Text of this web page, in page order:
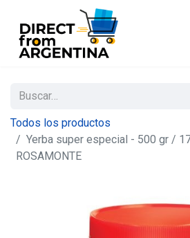
Todos los productos
Yerba super especial - 500 gr /
ROSAMONTE